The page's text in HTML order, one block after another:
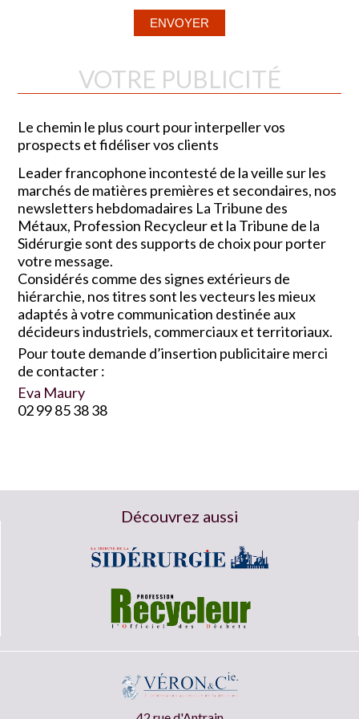
VOTRE PUBLICITÉ
Le chemin le plus court pour interpeller vos
prospects et fidéliser vos clients
Leader francophone incontesté de la veille sur les
marchés de matières premières et secondaires, nos
newsletters hebdomadaires La Tribune des
Métaux, Profession Recycleur et la Tribune de la
Sidérurgie sont des supports de choix pour porter
votre message.
Considérés comme des signes extérieurs de
hiérarchie, nos titres sont les vecteurs les mieux
adaptés à votre communication destinée aux
décideurs industriels, commerciaux et territoriaux.
Pour toute demande d’insertion publicitaire merci
de contacter :
Eva Maury
02 99 85 38 38
Découvrez aussi